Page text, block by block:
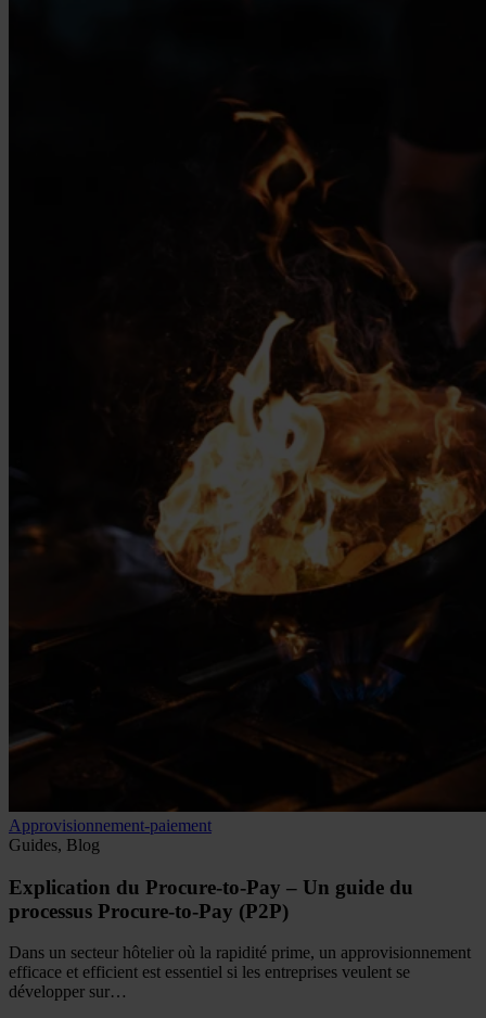
Approvisionnement-paiement
Guides, Blog
Explication du Procure-to-Pay – Un guide du
processus Procure-to-Pay (P2P)
Dans un secteur hôtelier où la rapidité prime, un approvisionnement
efficace et efficient est essentiel si les entreprises veulent se
développer sur…